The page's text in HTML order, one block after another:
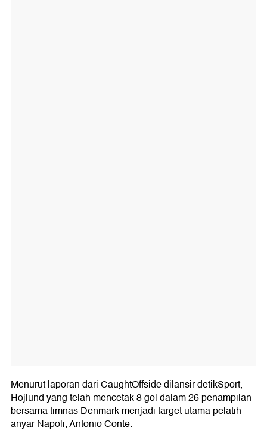
Menurut laporan dari CaughtOffside dilansir detikSport,
Hojlund yang telah mencetak 8 gol dalam 26 penampilan
bersama timnas Denmark menjadi target utama pelatih
anyar Napoli, Antonio Conte.